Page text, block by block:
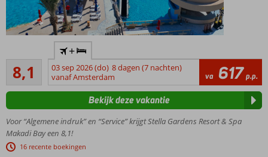
Prijstopper
zwembaden;
ontdek ze
allemaal
2 à-la-
carterestaurants
Nieuw!
Grootste
8,1
Zeer goed
334
beoordelingen
+
03 sep 2026 (do) 8 dagen (7 nachten)
vanaf Amsterdam
va 617 p.p.
Voor “Algemene indruk” en “Service” krijgt Stella Gardens Resort & Spa
Makadi Bay een 8,1!
16 recente boekingen
Bekijk deze vakantie